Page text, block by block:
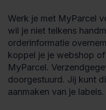
Werk je met MyParcel
wil je niet telkens
orderinformatie
koppel je je webshop
MyParcel.
doorgestuurd. Jij kunt
aanmaken van je labels.